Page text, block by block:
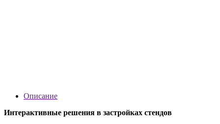
Описание
Интерактивные решения в застройках стендов